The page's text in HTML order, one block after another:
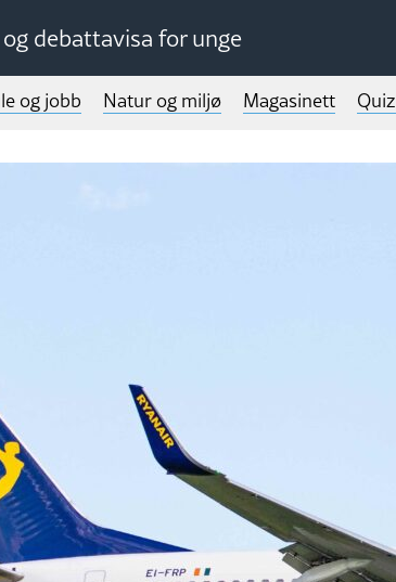
debattavisa for unge
og jobb Natur og miljø Magasinett Quiz